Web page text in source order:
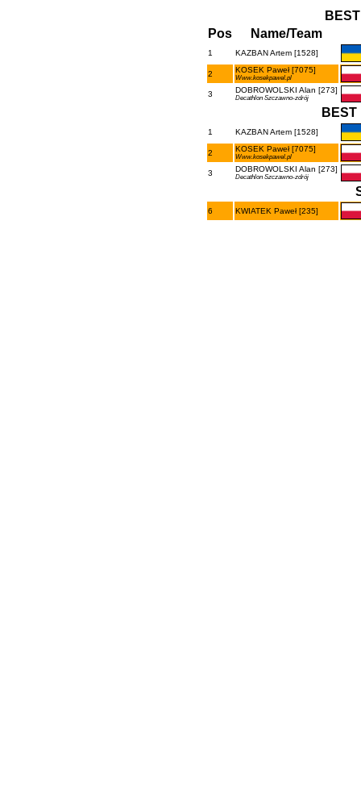
Pos
Name/Team
1 KAZBAN Artem [1528]
2 KOSEK Paweł [7075]
Www.kosekpawel.pl
3 DOBROWOLSKI Alan [273]
Decathlon Szczawno-zdrój
BEST
1 KAZBAN Artem [1528]
2 KOSEK Paweł [7075]
Www.kosekpawel.pl
3 DOBROWOLSKI Alan [273]
Decathlon Szczawno-zdrój
6 KWIATEK Paweł [235]